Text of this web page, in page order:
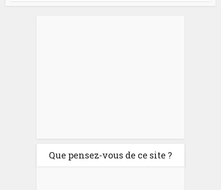
Que pensez-vous de ce site ?